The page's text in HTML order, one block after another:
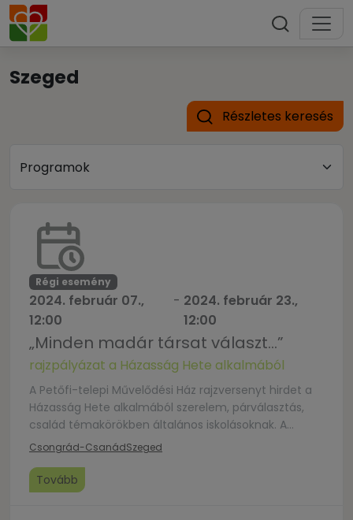
Szeged
Részletes keresés
Régi esemény
2024. február 07.,
12:00
- 2024. február 23.,
12:00
„Minden madár társat választ…”
rajzpályázat a Házasság Hete alkalmából
A Petőfi-telepi Művelődési Ház rajzversenyt hirdet a
Házasság Hete alkalmából szerelem, párválasztás,
család témakörökben általános iskolásoknak. A
pályaműveket február 12-ig lehet leadni a
2024. február 13-án, 17 órakor, a Házasság Hete
alkalmából. A kiállítás megnyitón kerül sor a nyertes
Csongrád-CsanádSzeged
Tovább